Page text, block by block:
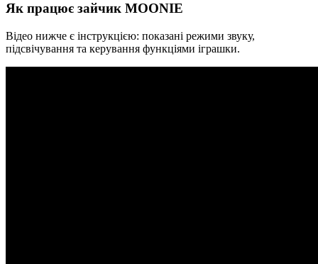
Як працює зайчик MOONIE
Відео нижче є інструкцією: показані режими звуку,
підсвічування та керування функціями іграшки.